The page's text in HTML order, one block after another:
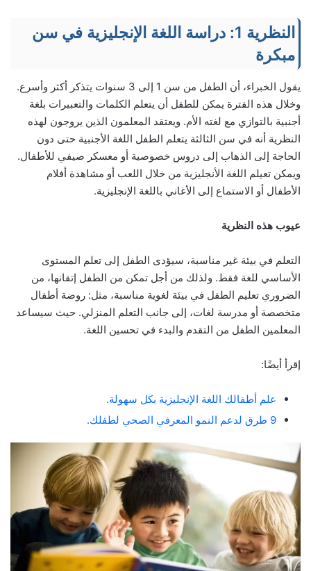
النظرية 1: دراسة اللغة الإنجليزية في سن
مبكرة
يقول الخبراء، أن الطفل من سن 1 إلى 3 سنوات يتذكر أكثر وأسرع.
وخلال هذه الفترة يمكن للطفل أن يتعلم الكلمات والتعبيرات بلغة
أجنبية بالتوازي مع لغته الأم. ويعتقد المعلمون الذين يروجون لهذه
النظرية أنه في سن الثالثة يتعلم الطفل اللغة الأجنبية حتى دون
الحاجة إلى الذهاب إلى دروس خصوصية أو معسكر صيفي للأطفال.
ويمكن تعيلم اللغة الأنجليزية من خلال اللعب أو مشاهدة أفلام
الأطفال أو الاستماع إلى الأغاني باللغة الإنجليزية.
عيوب هذه النظرية
التعلم في بيئة غير مناسبة، سيؤدى الطفل إلى تعلم المستوى
الأساسي للغة فقط. ولذلك من أجل تمكن من الطفل إتقانها، من
الضروري تعليم الطفل في بيئة لغوية مناسبة، مثل: روضة أطفال
متخصصة أو مدرسة لغات، إلى جانب التعلم المنزلي. حيث سيساعد
المعلمين الطفل من التقدم والبدء في تحسين اللغة.
إقرأ أيضًا:
علم أطفالك اللغة الإنجليزية بكل سهولة.
9 طرق لدعم النمو المعرفي الصحي لطفلك.